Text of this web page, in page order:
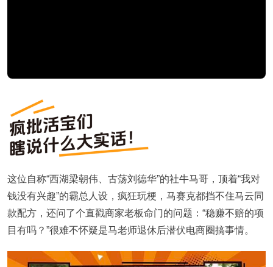
这位自称“西湖梁朝伟、古荡刘德华”的社牛马哥，顶着“我对
钱没有兴趣”的霸总人设，疯狂玩梗，马赛克都挡不住马云同
款配方，还问了个直戳商家老板命门的问题：“稳赚不赔的项
目有吗？”很难不怀疑是马老师退休后潜伏电商圈搞事情。